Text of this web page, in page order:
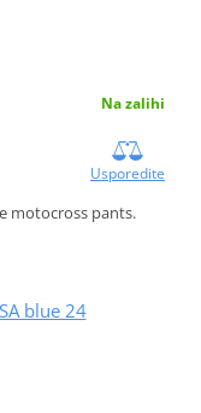
Na zalihi
Usporedite
motocross pants.
blue 24